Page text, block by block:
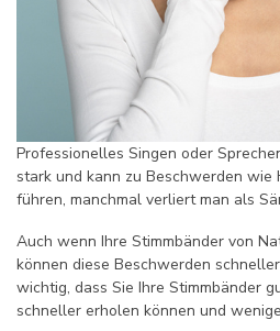
Professionelles Singen oder
stark und kann zu Beschwerden wie
führen, manchmal verliert man als
Auch wenn Ihre Stimmbänder von
können diese Beschwerden
wichtig, dass Sie Ihre Stimmbänder
schneller erholen können und